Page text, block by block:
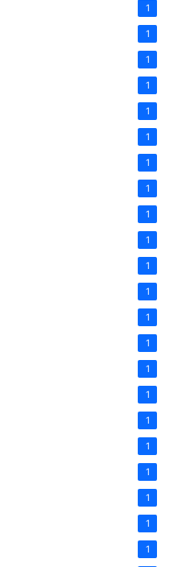
1
1
1
1
1
1
1
1
1
1
1
1
1
1
1
1
1
1
1
1
1
1